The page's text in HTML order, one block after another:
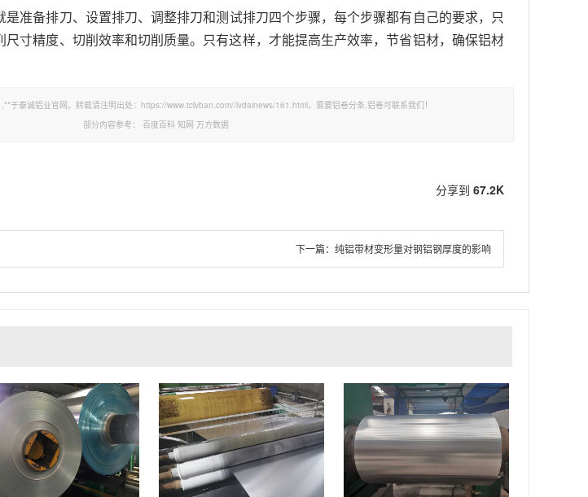
是准备排刀、设置排刀、调整排刀和测试排刀四个步骤，每个步骤都有自己的要求，只
寸精度、切削效率和切削质量。只有这样，才能提高生产效率，节省铝材，确保铝材
于泰诚铝业官网。转载请注明出处：https://www.tclvban.com//lvdainews/161.html，需要铝卷分条,铝卷可联系我们！
部分内容参考：
百度百科 知网 万方数据
分享到 67.2K
下一篇： 纯铝带材变形量对钢铝钢厚度的影响